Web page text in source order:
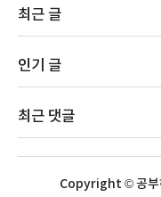
최근 글
인기 글
최근 댓글
Copyright © 공부